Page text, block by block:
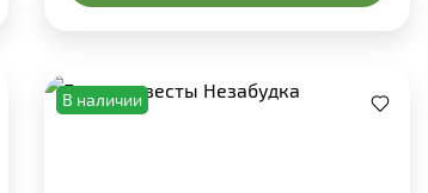
В наличии